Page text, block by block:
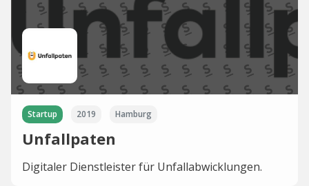
Startup 2019 Hamburg
Unfallpaten
Digitaler Dienstleister für Unfallabwicklungen.